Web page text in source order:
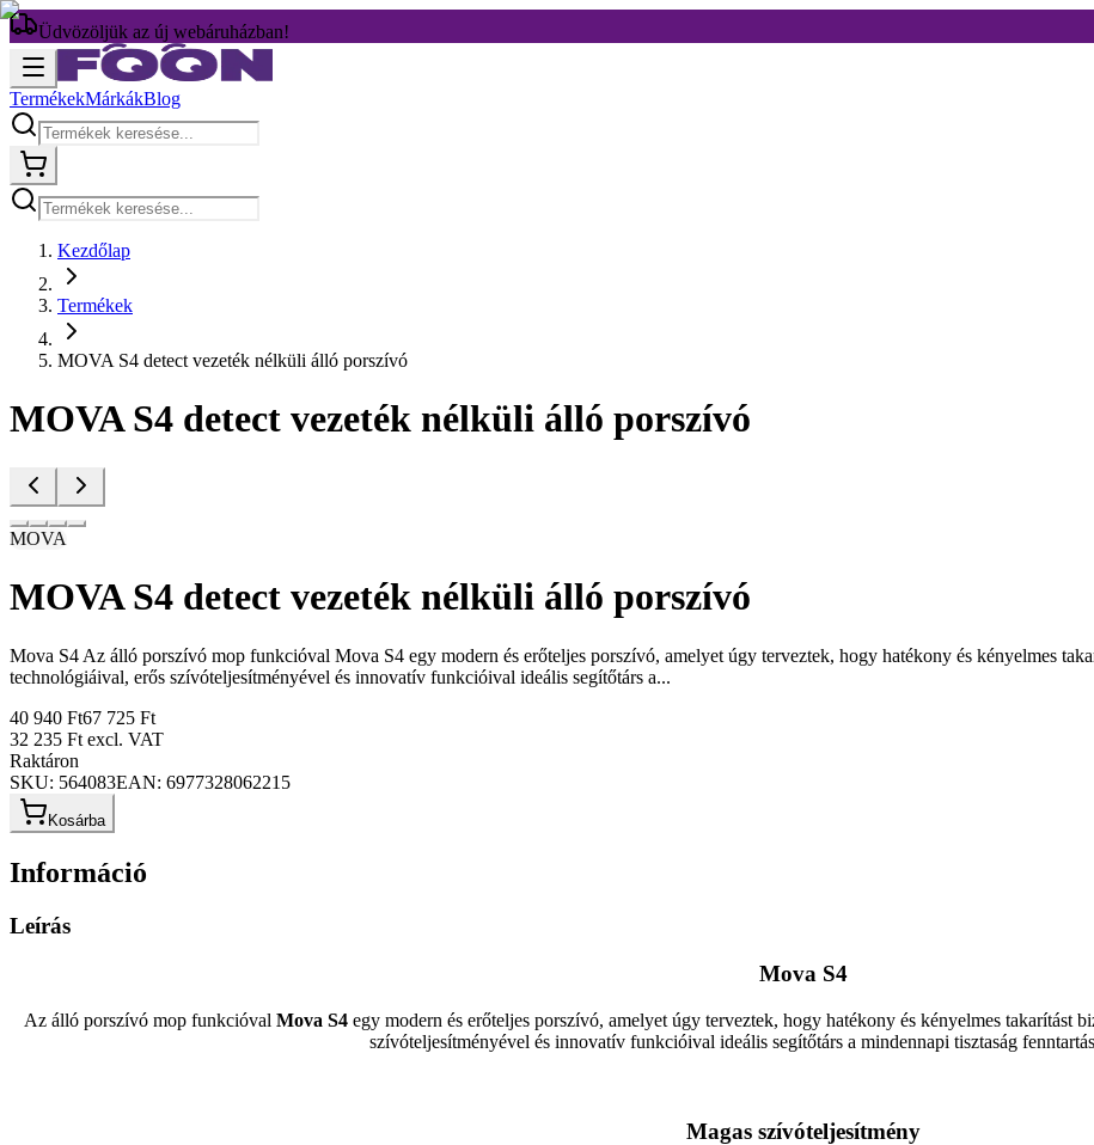
Üdvözöljük az új webáruházban!
TermékekMárkákBlog
Kezdőlap
Termékek
MOVA S4 detect vezeték nélküli álló porszívó
MOVA S4 detect vezeték nélküli álló porszívó
MOVA
MOVA S4 detect vezeték nélküli álló porszívó
Mova S4 Az álló porszívó mop funkcióval Mova S4 egy modern és erőteljes porszívó, amelyet úgy terveztek, hogy hatékony és kényelmes
technológiáival, erős szívóteljesítményével és innovatív funkcióival ideális segítőtárs a...
40 940 Ft67 725 Ft
32 235 Ft excl. VAT
Raktáron
SKU: 564083EAN: 6977328062215
Kosárba
Információ
Leírás
Mova S4
Az álló porszívó mop funkcióval Mova S4 egy modern és erőteljes porszívó, amelyet úgy terveztek, hogy hatékony és kényelmes takarítást
szívóteljesítményével és innovatív funkcióival ideális segítőtárs a mindennapi tisztaság
Magas szívóteljesítmény